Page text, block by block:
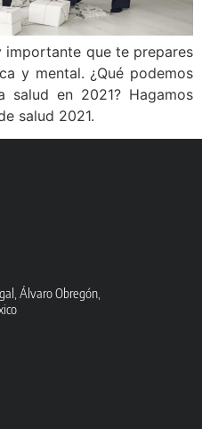
importante que te prepares
y mental. ¿Qué podemos
salud en 2021? Hagamos
salud 2021.
Álvaro Obregón,